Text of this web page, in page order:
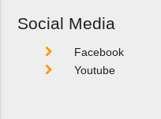
Social Media
Facebook
Youtube